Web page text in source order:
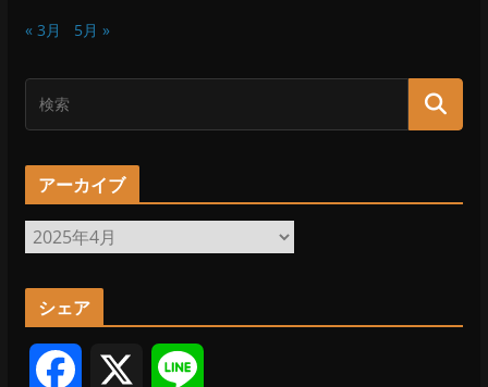
« 3月 5月 »
アーカイブ
ア
カ
ブ
シェア